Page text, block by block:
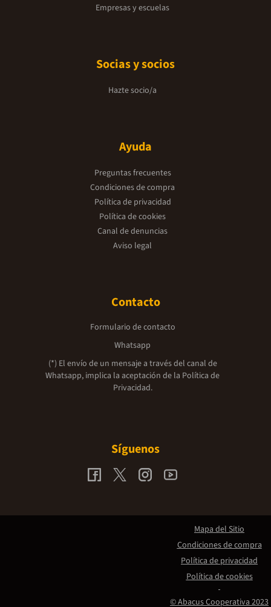
Empresas y escuelas
Socias y socios
Hazte socio/a
Ayuda
Preguntas frecuentes
Condiciones de compra
Política de privacidad
Política de cookies
Canal de denuncias
Aviso legal
Contacto
Formulario de contacto
Whatsapp
(*) El envío de un mensaje a través del canal de
Whatsapp, implica la aceptación de la Política de
Privacidad.
Síguenos
© Abacus Cooperativa 2023
Mapa del Sitio
Condiciones de compra
Política de privacidad
Política de cookies